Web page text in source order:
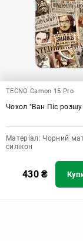
TECNO Camon 15 Pro
Чохол "Ван Піс
Матеріал: Чорний
силікон
430₴